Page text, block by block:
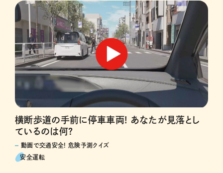
横断歩道の手前に停車車両! あなたが見落とし
ているのは何?
動画で交通安全! 危険予測クイズ
安全運転